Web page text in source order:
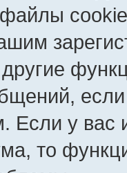
Если у
то